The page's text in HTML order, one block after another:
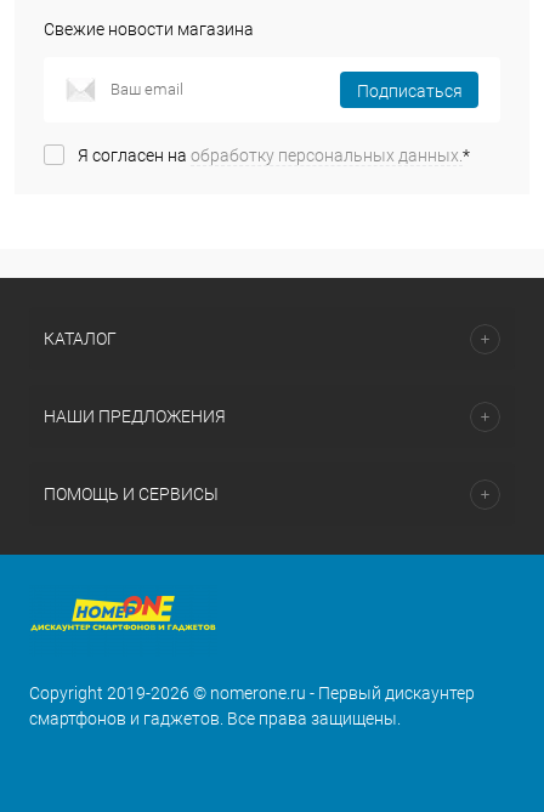
Свежие новости магазина
Подписаться
Я согласен на обработку персональных данных.*
КАТАЛОГ
НАШИ ПРЕДЛОЖЕНИЯ
ПОМОЩЬ И СЕРВИСЫ
Copyright 2019-2026 © nomerone.ru - Первый дискаунтер
смартфонов и гаджетов. Все права защищены.